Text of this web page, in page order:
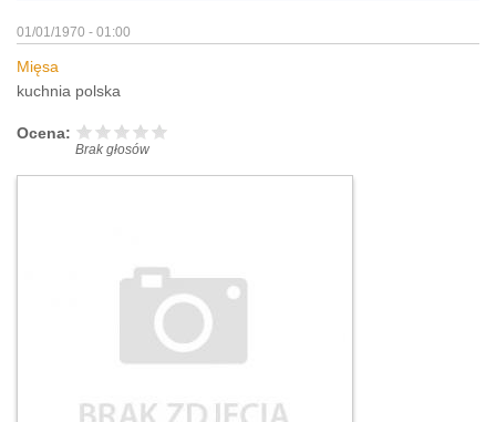
01/01/1970 - 01:00
Mięsa
kuchnia polska
Ocena:
Brak głosów